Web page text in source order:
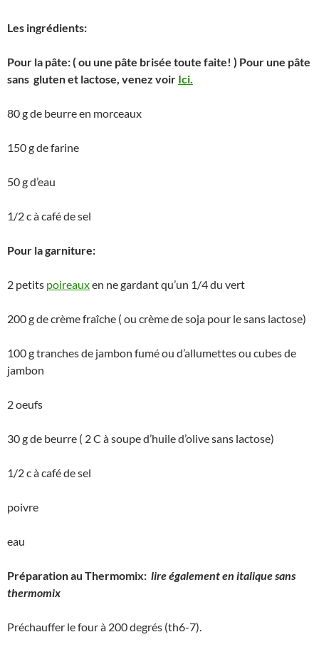
Les ingrédients:
Pour la pâte: ( ou une pâte brisée toute faite! ) Pour une pâte
sans gluten et lactose, venez voir Ici.
80 g de beurre en morceaux
150 g de farine
50 g d’eau
1/2 c à café de sel
Pour la garniture:
2 petits poireauxen ne gardant qu’un 1/4 du vert
200 g de crème fraîche ( ou crème de soja pour le sans lactose)
100 g tranches de jambon fumé ou d’allumettes ou cubes de
jambon
2 oeufs
30 g de beurre ( 2 C à soupe d’huile d’olive sans lactose)
1/2 c à café de sel
poivre
eau
Préparation au Thermomix: lire également en italique sans
thermomix
Préchauffer le four à 200 degrés (th6-7).